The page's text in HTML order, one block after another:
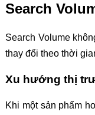
Search
Search Volume
thay đổi theo thời
Xu hướng thị
Khi một sản phẩm